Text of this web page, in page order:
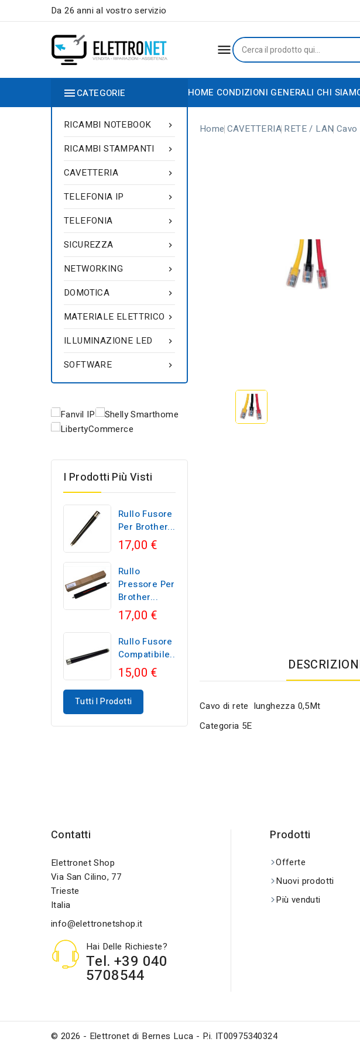
Da 26 anni al vostro servizio

HOME CONDIZIONI GENERALI CHI
CATEGORIE

RICAMBI NOTEBOOK

RICAMBI STAMPANTI

CAVETTERIA

TELEFONIA IP

TELEFONIA

SICUREZZA

NETWORKING

DOMOTICA

MATERIALE ELETTRICO

ILLUMINAZIONE LED

SOFTWARE
I Prodotti Più Visti
Rullo Fusore
Per Brother...
17,00 €
Rullo
Pressore Per
Brother...
17,00 €
Rullo Fusore
Compatibile...
15,00 €
Tutti I Prodotti
Home CAVETTERIA RETE / LAN
Cavo di rete lunghezza 0,5Mt
Categoria 5E
Contatti
Elettronet Shop
Via San Cilino, 77
Trieste
Italia
info@elettronetshop.it
Hai Delle Richieste?
Tel. +39 040
5708544
Prodotti
Offerte
Nuovi prodotti
Più venduti
© 2026 - Elettronet di Bernes Luca - P.i. IT00975340324